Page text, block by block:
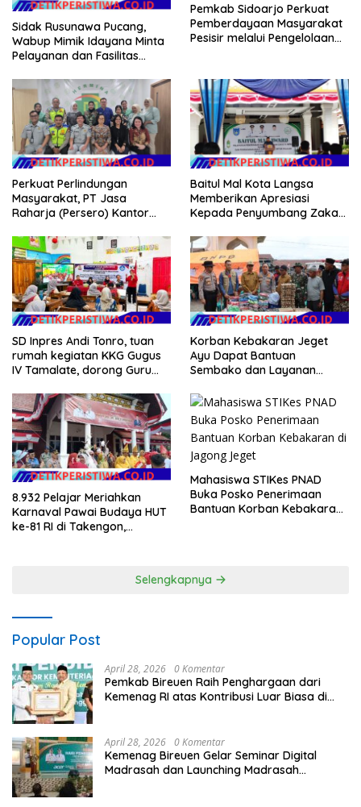
Sidak Rusunawa Pucang,
Wabup Mimik Idayana Minta
Pelayanan dan Fasilitas
Pemkab Sidoarjo Perkuat
Pemberdayaan Masyarakat
Pesisir melalui Pengelolaan
Perkuat Perlindungan
Masyarakat, PT Jasa
Raharja (Persero) Kantor
Sinergi Lintas Instansi
Baitul Mal Kota Langsa
Memberikan Apresiasi
Kepada Penyumbang Zakat
Award 2026
SD Inpres Andi Tonro, tuan
rumah kegiatan KKG Gugus
IV Tamalate, dorong Guru
Korban Kebakaran Jeget
Ayu Dapat Bantuan
Sembako dan Layanan
Tengah
8.932 Pelajar Meriahkan
Karnaval Pawai Budaya HUT
ke-81 RI di Takengon,
Mahasiswa STIKes PNAD
Buka Posko Penerimaan
Bantuan Korban Kebakaran
Selengkapnya
Popular Post
April 28, 2026 0 Komentar
Pemkab Bireuen Raih Penghargaan dari
Kemenag RI atas Kontribusi Luar Biasa di
April 28, 2026 0 Komentar
Kemenag Bireuen Gelar Seminar Digital
Madrasah dan Launching Madrasah